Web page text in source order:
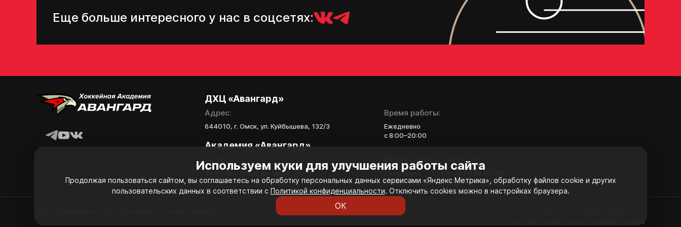
Используем куки для улучшения работы сайта
Продолжая пользоваться сайтом, вы соглашаетесь на обработку персональных данных сервисами «Яндекс Метрика», обработку файлов cookie и других
пользовательских данных в соответствии с Политикой конфиденциальности. Отключить cookies можно в настройках браузера.
ОК
Еще больше интересного у нас в соцсетях:
ДХЦ «Авангард»
Адрес:
644010, г. Омск, ул. Куйбышева, 132/3
Время работы:
Ежедневно
с 8:00–20:00
Академия «Авангард»
644008, г. Омск, пр. Мира, 1Б
Время работы:
Ежедневно
с 8:00-20:00
Связаться:
info@hc-avangard.com
Политика обработки персональных данных